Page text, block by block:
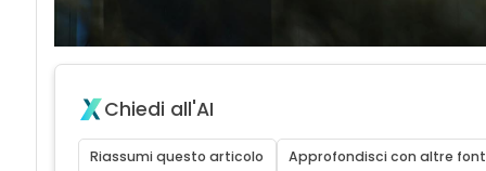
Chiedi all'AI
Riassumi questo articolo Approfondisci con altre